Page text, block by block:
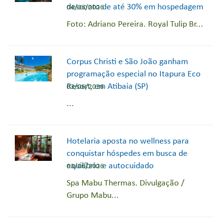
desconto de até 30% em hospedagem
04/06/2026
Foto: Adriano Pereira. Royal Tulip Br...
Corpus Christi e São João ganham
programação especial no Itapura Eco
Resort, em Atibaia (SP)
03/06/2026
...
Hotelaria aposta no wellness para
conquistar hóspedes em busca de
equilíbrio e autocuidado
03/06/2026
Spa Mabu Thermas. Divulgação /
Grupo Mabu...